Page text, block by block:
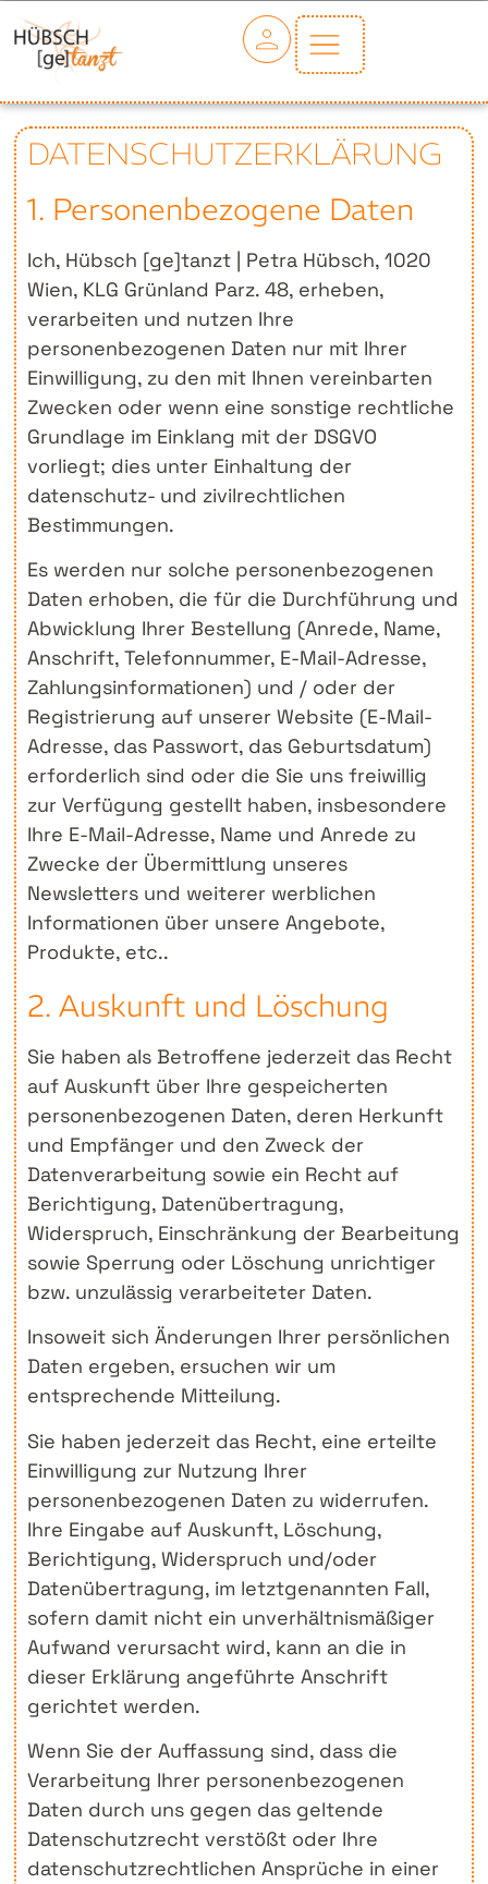
DATENSCHUTZERKLÄRUNG
1. Personenbezogene Daten
Ich, Hübsch [ge]tanzt | Petra Hübsch, 1020
Wien, KLG Grünland Parz. 48, erheben,
verarbeiten und nutzen Ihre
personenbezogenen Daten nur mit Ihrer
Einwilligung, zu den mit Ihnen vereinbarten
Zwecken oder wenn eine sonstige rechtliche
Grundlage im Einklang mit der DSGVO
vorliegt; dies unter Einhaltung der
datenschutz- und zivilrechtlichen
Bestimmungen.
Es werden nur solche personenbezogenen
Daten erhoben, die für die Durchführung und
Abwicklung Ihrer Bestellung (Anrede, Name,
Anschrift, Telefonnummer, E-Mail-Adresse,
Zahlungsinformationen) und / oder der
Registrierung auf unserer Website (E-Mail-
Adresse, das Passwort, das Geburtsdatum)
erforderlich sind oder die Sie uns freiwillig
zur Verfügung gestellt haben, insbesondere
Ihre E-Mail-Adresse, Name und Anrede zu
Zwecke der Übermittlung unseres
Newsletters und weiterer werblichen
Informationen über unsere Angebote,
Produkte, etc..
2. Auskunft und Löschung
Sie haben als Betroffene jederzeit das Recht
auf Auskunft über Ihre gespeicherten
personenbezogenen Daten, deren Herkunft
und Empfänger und den Zweck der
Datenverarbeitung sowie ein Recht auf
Berichtigung, Datenübertragung,
Widerspruch, Einschränkung der Bearbeitung
sowie Sperrung oder Löschung unrichtiger
bzw. unzulässig verarbeiteter Daten.
Insoweit sich Änderungen Ihrer persönlichen
Daten ergeben, ersuchen wir um
entsprechende Mitteilung.
Sie haben jederzeit das Recht, eine erteilte
Einwilligung zur Nutzung Ihrer
personenbezogenen Daten zu widerrufen.
Ihre Eingabe auf Auskunft, Löschung,
Berichtigung, Widerspruch und/oder
Datenübertragung, im letztgenannten Fall,
sofern damit nicht ein unverhältnismäßiger
Aufwand verursacht wird, kann an die in
dieser Erklärung angeführte Anschrift
gerichtet werden.
Wenn Sie der Auffassung sind, dass die
Verarbeitung Ihrer personenbezogenen
Daten durch uns gegen das geltende
Datenschutzrecht verstößt oder Ihre
datenschutzrechtlichen Ansprüche in einer